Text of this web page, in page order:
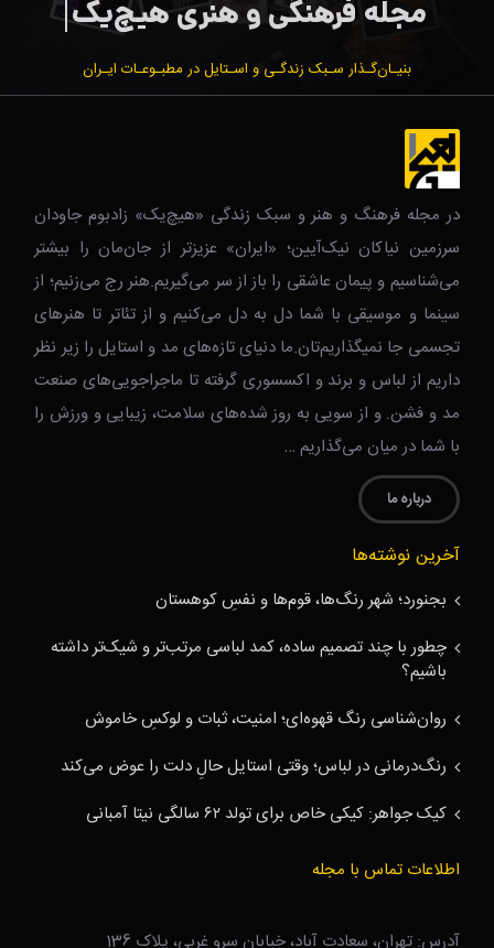
بنیـان‌گـذار سـبک زندگـی و اسـتایل در مطبـوعـات ایـران
در مجله فرهنگ و هنر و سبک زندگی‌ «هیچ‌یک» زادبوم جاودان
سرزمین نیاکان نیک‌‌‌آیین؛ «ایران» عزیزتر از جان‌مان را بیشتر
می‌شناسیم و پیمان عاشقی را باز از سر می‌گیریم.هنر رج می‌زنیم؛ از
سینما و موسیقی با شما دل به دل می‌کنیم و از تئاتر تا هنرهای
تجسمی جا نمیگذاریم‌تان.ما دنیای تازه‌های مد و استایل را زیر نظر
داریم از لباس و برند و اکسسوری گرفته تا ماجراجویی‌های صنعت
مد و فشن. و از سویی به روز شده‌های سلامت، زیبایی و ورزش را
با شما در میان می‌گذاریم …
درباره ما
آخرین نوشته‌ها
بجنورد؛ شهر رنگ‌ها، قوم‌ها و نفسِ کوهستان
چطور با چند تصمیم ساده، کمد لباسی مرتب‌تر و شیک‌تر داشته
باشیم؟
روان‌شناسی رنگ قهوه‌ای؛ امنیت، ثبات و لوکسِ خاموش
رنگ‌درمانی در لباس؛ وقتی استایل حالِ دلت را عوض می‌کند
کیک جواهر: کیکی خاص برای تولد ۶۲ سالگی نیتا آمبانی
اطلاعات تماس با مجله
آدرس: تهران، سعادت آباد، خیابان سرو غربی، پلاک 136